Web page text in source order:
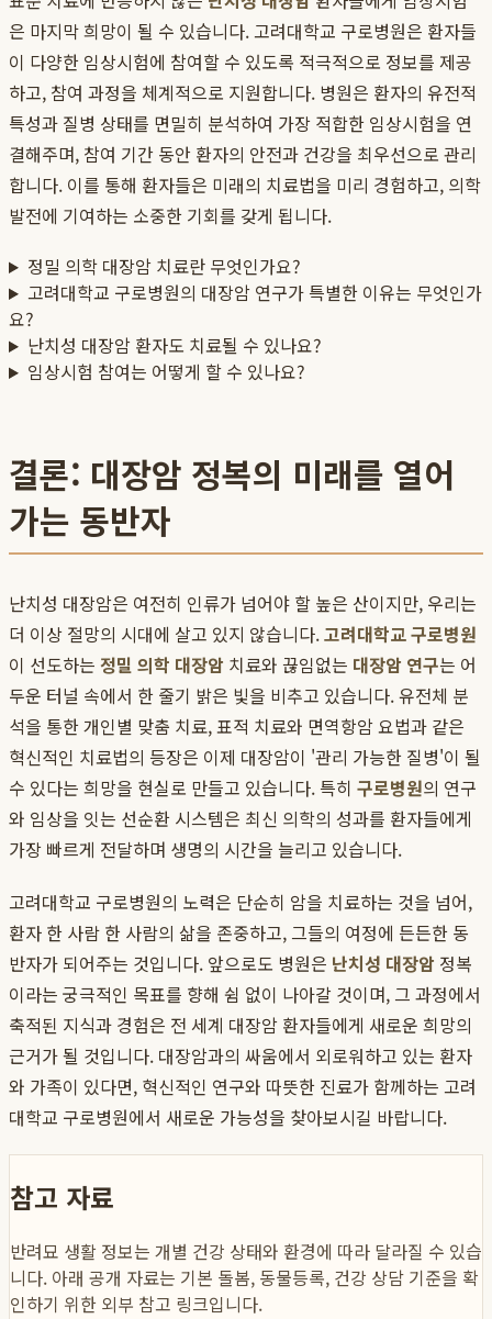
은 마지막 희망이 될 수 있습니다. 고려대학교 구로병원은 환자들
이 다양한 임상시험에 참여할 수 있도록 적극적으로 정보를 제공
하고, 참여 과정을 체계적으로 지원합니다. 병원은 환자의 유전적
특성과 질병 상태를 면밀히 분석하여 가장 적합한 임상시험을 연
결해주며, 참여 기간 동안 환자의 안전과 건강을 최우선으로 관리
합니다. 이를 통해 환자들은 미래의 치료법을 미리 경험하고, 의학
발전에 기여하는 소중한 기회를 갖게 됩니다.
정밀 의학 대장암 치료란 무엇인가요?
고려대학교 구로병원의 대장암 연구가 특별한 이유는 무엇인가
요?
난치성 대장암 환자도 치료될 수 있나요?
임상시험 참여는 어떻게 할 수 있나요?
결론: 대장암 정복의 미래를 열어
가는 동반자
난치성 대장암은 여전히 인류가 넘어야 할 높은 산이지만, 우리는
더 이상 절망의 시대에 살고 있지 않습니다.고려대학교 구로병원
이 선도하는 정밀 의학 대장암 치료와 끊임없는 대장암 연구는 어
두운 터널 속에서 한 줄기 밝은 빛을 비추고 있습니다. 유전체 분
석을 통한 개인별 맞춤 치료, 표적 치료와 면역항암 요법과 같은
혁신적인 치료법의 등장은 이제 대장암이 '관리 가능한 질병'이 될
수 있다는 희망을 현실로 만들고 있습니다. 특히 구로병원의 연구
와 임상을 잇는 선순환 시스템은 최신 의학의 성과를 환자들에게
가장 빠르게 전달하며 생명의 시간을 늘리고 있습니다.
고려대학교 구로병원의 노력은 단순히 암을 치료하는 것을 넘어,
환자 한 사람 한 사람의 삶을 존중하고, 그들의 여정에 든든한 동
반자가 되어주는 것입니다. 앞으로도 병원은 난치성 대장암 정복
이라는 궁극적인 목표를 향해 쉼 없이 나아갈 것이며, 그 과정에서
축적된 지식과 경험은 전 세계 대장암 환자들에게 새로운 희망의
근거가 될 것입니다. 대장암과의 싸움에서 외로워하고 있는 환자
와 가족이 있다면, 혁신적인 연구와 따뜻한 진료가 함께하는 고려
대학교 구로병원에서 새로운 가능성을 찾아보시길 바랍니다.
참고 자료
반려묘 생활 정보는 개별 건강 상태와 환경에 따라 달라질 수 있습
니다. 아래 공개 자료는 기본 돌봄, 동물등록, 건강 상담 기준을 확
인하기 위한 외부 참고 링크입니다.